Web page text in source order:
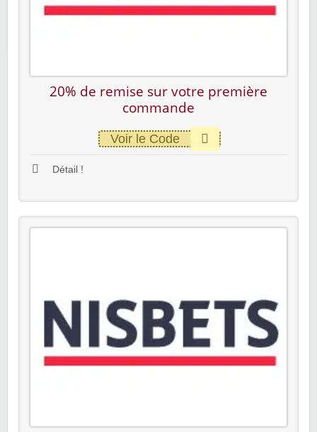
20% de remise sur votre première
commande
Voir le Code
Détail !